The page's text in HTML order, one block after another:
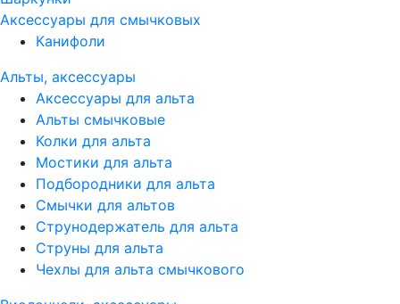
Аксессуары для смычковых
Канифоли
Альты, аксессуары
Аксессуары для альта
Альты смычковые
Колки для альта
Мостики для альта
Подбородники для альта
Смычки для альтов
Струнодержатель для альта
Струны для альта
Чехлы для альта смычкового